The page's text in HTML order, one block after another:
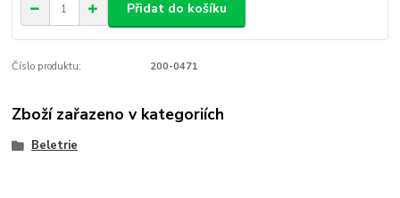
Přidat do košíku
Číslo produktu: 200-0471
Zboží zařazeno v kategoriích
Beletrie